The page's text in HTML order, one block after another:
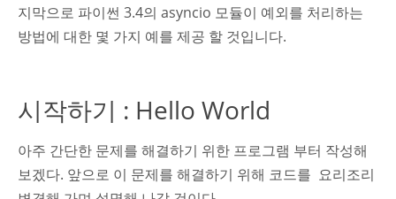
지막으로 파이썬 3.4의 asyncio 모듈이 예외를 처리하는
방법에 대한 몇 가지 예를 제공 할 것입니다.
시작하기 : Hello World
아주 간단한 문제를 해결하기 위한 프로그램 부터 작성해
보겠다. 앞으로 이 문제를 해결하기 위해 코드를 요리조리